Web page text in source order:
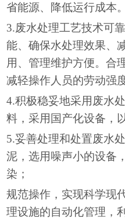
省能源、降低运行成本。
3.废水处理工艺技术可
能、确保水处理效果、
用、管理维护方便。合
减轻操作人员的劳动强度
4.积极稳妥地采用废水
料，采用国产化设备，
5.妥善处理和处置废水
泥，选用噪声小的设备
染；
规范操作，实现科学现
理设施的自动化管理，